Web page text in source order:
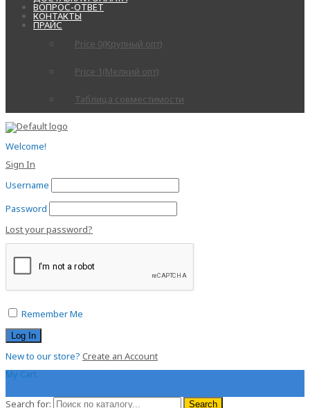
ВОПРОС-ОТВЕТ
КОНТАКТЫ
ПРАЙС
Price 0(Крупный опт)
Price 1(Мелкий опт)
Таблица совместимости
Welcome!
Sign In
Username
Password
Lost your password?
Remember Me
New to our store? Create an Account
My Cart
Search for:
Search